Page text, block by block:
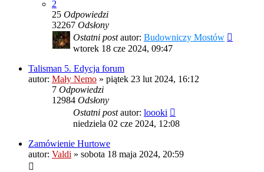
2
25 Odpowiedzi
32267 Odsłony
Ostatni postautor: Budowniczy Mostów
wtorek 18 cze 2024, 09:47
Talisman 5. Edycja forum
autor: Mały Nemo » piątek 23 lut 2024, 16:12
7 Odpowiedzi
12984 Odsłony
Ostatni postautor: loooki
niedziela 02 cze 2024, 12:08
Zamówienie Hurtowe
autor: Valdi » sobota 18 maja 2024, 20:59